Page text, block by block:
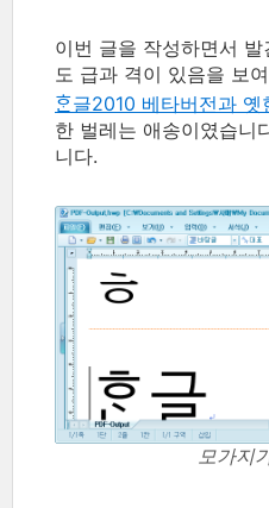
이번 글을 작성하면서
도 급과 격이 있음을 보
ᄒᆞᆫ글2010 베타버전과
한 벌레는 애송이였습니
니다.
모가지